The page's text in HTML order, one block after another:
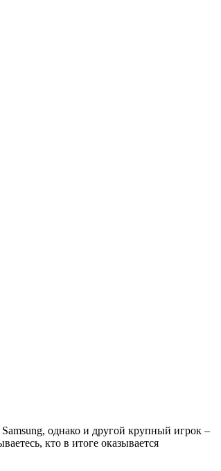
однако и другой крупный игрок –
кто в итоге оказывается